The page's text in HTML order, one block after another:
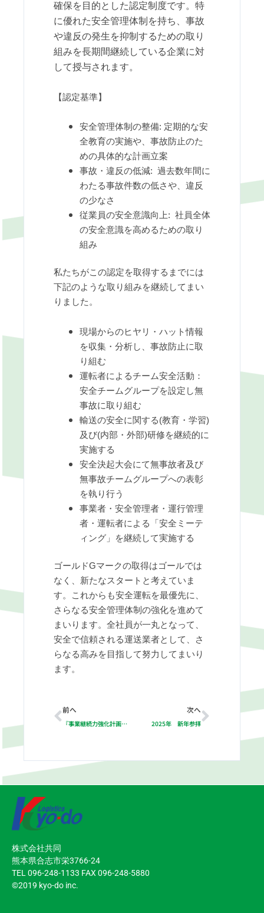
確保を目的とした認定制度です。特
に優れた安全管理体制を持ち、事故
や違反の発生を抑制するための取り
組みを長期間継続している企業に対
して授与されます。
【認定基準】
安全管理体制の整備: 定期的な安
全教育の実施や、事故防止のた
めの具体的な計画立案
事故・違反の低減: 過去数年間に
わたる事故件数の低さや、違反
の少なさ
従業員の安全意識向上: 社員全体
の安全意識を高めるための取り
組み
私たちがこの認定を取得するまでには
下記のような取り組みを継続してまい
りました。
現場からのヒヤリ・ハット情報
を収集・分析し、事故防止に取
り組む
運転者によるチーム安全活動：
安全チームグループを設定し無
事故に取り組む
輸送の安全に関する(教育・学習)
及び(内部・外部)研修を継続的に
実施する
安全決起大会にて無事故者及び
無事故チームグループへの表彰
を執り行う
事業者・安全管理者・運行管理
者・運転者による「安全ミーテ
ィング」を継続して実施する
ゴールドGマークの取得はゴールでは
なく、新たなスタートと考えていま
す。これからも安全運転を最優先に、
さらなる安全管理体制の強化を進めて
まいります。全社員が一丸となって、
安全で信頼される運送業者として、さ
らなる高みを目指して努力してまいり
ます。
Prev
前へ
『事業継続力強化計画』認定取得のご報告
次へ
2025年 新年参拝
Next
株式会社共同
熊本県合志市栄3766-24
TEL 096-248-1133 FAX 096-248-5880
©2019 kyo-do inc.